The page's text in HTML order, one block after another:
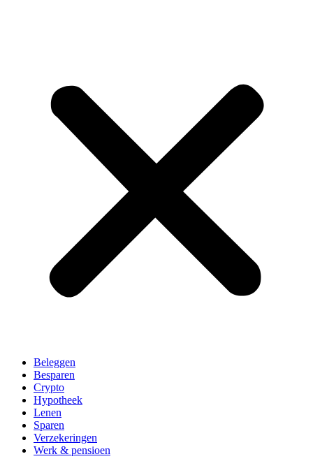
Beleggen
Besparen
Crypto
Hypotheek
Lenen
Sparen
Verzekeringen
Werk & pensioen